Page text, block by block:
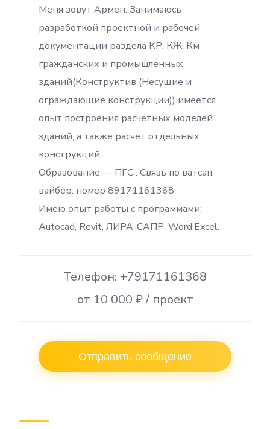
Меня зовут Армен. Занимаюсь
разработкой проектной и рабочей
документации раздела КР, КЖ, Км
гражданских и промышленных
зданий(Конструктив (Несущие и
ограждающие конструкции)) имеется
опыт построения расчетных моделей
зданий, а также расчет отдельных
конструкций.
Образование — ПГС . Связь по ватсап,
вайбер. номер 89171161368
Имею опыт работы с программами:
Autocad, Revit, ЛИРА-САПР, Word,Excel.
Телефон: +79171161368
от 10 000 ₽ / проект
Отправить сообщение